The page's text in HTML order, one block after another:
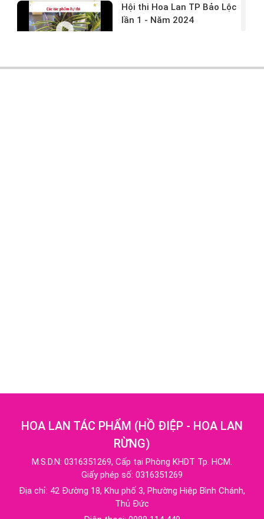
Hội thi Hoa Lan TP Bảo Lộc
lần 1 - Năm 2024
HOA LAN TÁC PHẨM (HỒ ĐIỆP - HOA LAN
RỪNG)
M.S.D.N: 0316351269, Cấp tại Phòng KHDT Tp. HCM.
Giấy phép số: 0316351269
Địa chỉ: 42 Đường 18, Khu phố 3, Phường Hiệp Bình Chánh,
Thủ Đức